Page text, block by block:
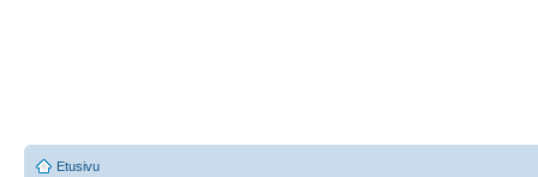
Etusivu